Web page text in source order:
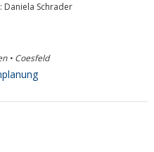
Daniela Schrader
• Coesfeld